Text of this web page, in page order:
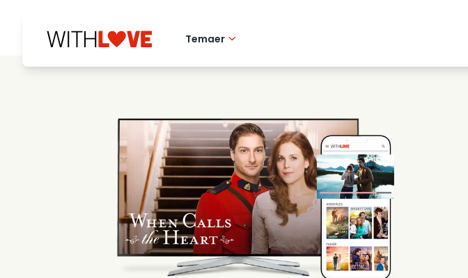
Temaer
Mysterier
Sommerfilmer